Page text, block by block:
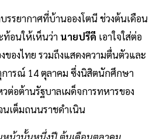
รรยากาศที่บ้านอองโตนี ช่วงต้นเดือน
ท้อนให้เห็นว่า นายปรีดี เอาใจใส่ต่อ
ของไทย รวมถึงแสดงความตื่นตัวและ
การณ์ 14 ตุลาคม ซึ่งนิสิตนักศึกษา
ต่อต้านรัฐบาลเผด็จการทหารของ
เต็มถนนราชดำเนิน